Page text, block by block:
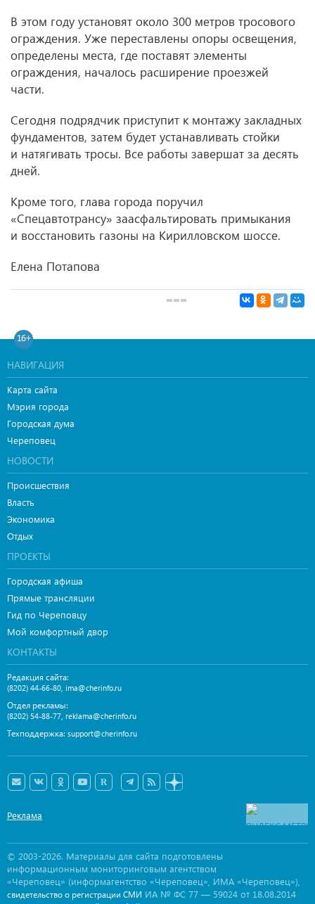
В этом году установят около 300 метров тросового
ограждения. Уже переставлены опоры освещения,
определены места, где поставят элементы
ограждения, началось расширение проезжей
части.
Сегодня подрядчик приступит к монтажу закладных
фундаментов, затем будет устанавливать стойки
и натягивать тросы. Все работы завершат за десять
дней.
Кроме того, глава города поручил
«Спецавтотрансу» заасфальтировать примыкания
и восстановить газоны на Кирилловском шоссе.
Елена Потапова
16+
НАВИГАЦИЯ
Карта сайта
Мэрия города
Городская дума
Череповец
НОВОСТИ
Происшествия
Власть
Экономика
Отдых
ПРОЕКТЫ
Городская афиша
Прямые трансляции
Гид по Череповцу
Мой комфортный двор
КОНТАКТЫ
Редакция сайта:
(8202) 44-66-80, ima@cherinfo.ru
Отдел рекламы:
(8202) 54-88-77, reklama@cherinfo.ru
Техподдержка: support@cherinfo.ru
Реклама
© 2003-2026. Материалы для сайта подготовлены
информационным мониторинговым агентством
«Череповец» (информагентство «Череповец», ИМА «Череповец»),
свидетельство о регистрации СМИ ИА № ФС 77 — 59024 от 18.08.2014